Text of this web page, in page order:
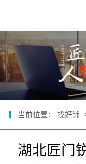
当前位置： 找好铺
湖北匠门